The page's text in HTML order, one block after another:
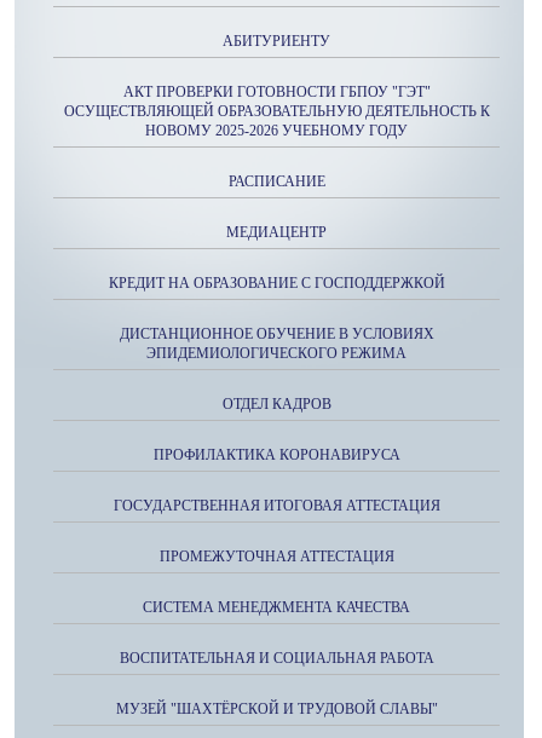
АБИТУРИЕНТУ
АКТ ПРОВЕРКИ ГОТОВНОСТИ ГБПОУ "ГЭТ"
ОСУЩЕСТВЛЯЮЩЕЙ ОБРАЗОВАТЕЛЬНУЮ ДЕЯТЕЛЬНОСТЬ К
НОВОМУ 2025-2026 УЧЕБНОМУ ГОДУ
РАСПИСАНИЕ
МЕДИАЦЕНТР
КРЕДИТ НА ОБРАЗОВАНИЕ С ГОСПОДДЕРЖКОЙ
ДИСТАНЦИОННОЕ ОБУЧЕНИЕ В УСЛОВИЯХ
ЭПИДЕМИОЛОГИЧЕСКОГО РЕЖИМА
ОТДЕЛ КАДРОВ
ПРОФИЛАКТИКА КОРОНАВИРУСА
ГОСУДАРСТВЕННАЯ ИТОГОВАЯ АТТЕСТАЦИЯ
ПРОМЕЖУТОЧНАЯ АТТЕСТАЦИЯ
СИСТЕМА МЕНЕДЖМЕНТА КАЧЕСТВА
ВОСПИТАТЕЛЬНАЯ И СОЦИАЛЬНАЯ РАБОТА
МУЗЕЙ "ШАХТЁРСКОЙ И ТРУДОВОЙ СЛАВЫ"